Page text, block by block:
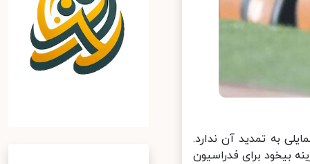
به تمدید آن ندارد.
بیخود برای فدراسیون